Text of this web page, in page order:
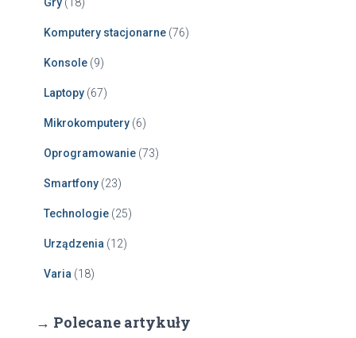
Gry (18)
Komputery stacjonarne (76)
Konsole (9)
Laptopy (67)
Mikrokomputery (6)
Oprogramowanie (73)
Smartfony (23)
Technologie (25)
Urządzenia (12)
Varia (18)
→ Polecane artykuły